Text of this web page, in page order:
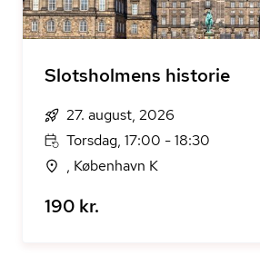
Slotsholmens historie
27. august, 2026
Torsdag, 17:00 - 18:30
, København K
190 kr.